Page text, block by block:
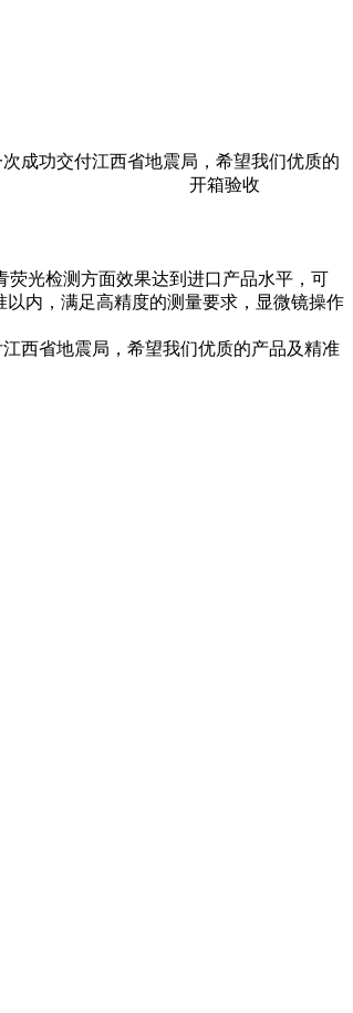
成功交付江西省地震局，希望我们优质的
致认可！ 开箱验收
荧光检测方面效果达到进口产品水平，可
内，满足高精度的测量要求，显微镜操作
西省地震局，希望我们优质的产品及精准